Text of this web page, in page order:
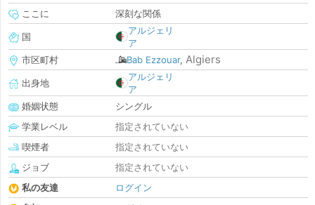
ここに
深刻な関係
国
アルジェリ
ア
市区町村
Bab Ezzouar, Algiers
出身地
アルジェリ
ア
婚姻状態
シングル
学業レベル
指定されていない
喫煙者
指定されていない
ジョブ
指定されていない
私の友達
ログイン